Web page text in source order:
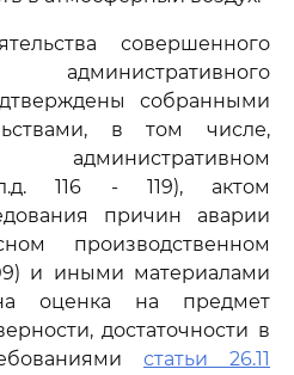
совершенного
собранными
в том числе,
116 - 119), актом
причин аварии
производственном
и иными материалами
оценка на предмет
достаточности в
статьи 26.11